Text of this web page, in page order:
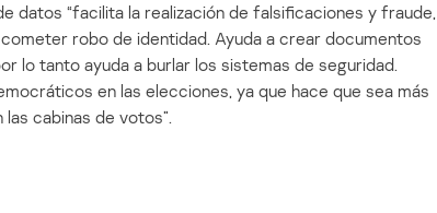
datos “facilita la realización de falsificaciones y fraude,
robo de identidad. Ayuda a crear documentos
lo tanto ayuda a burlar los sistemas de seguridad.
en las elecciones, ya que hace que sea más
cabinas de votos”.